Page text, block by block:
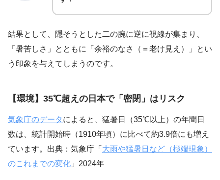
結果として、隠そうとした二の腕に逆に視線が集まり、
「暑苦しさ」とともに「余裕のなさ（＝老け見え）」とい
う印象を与えてしまうのです。
【環境】35℃超えの日本で「密閉」はリスク
気象庁のデータ によると、猛暑日（35℃以上）の年間日
数は、統計開始時（1910年頃）に比べて約3.9倍にも増え
ています。出典：気象庁「 大雨や猛暑日など（極端現象）
のこれまでの変化 」2024年